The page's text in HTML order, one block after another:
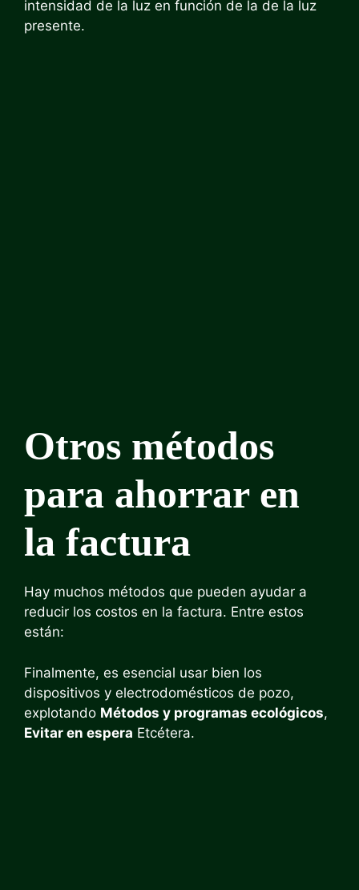
intensidad de la luz en función de la de la luz
presente.
Otros métodos
para ahorrar en
la factura
Hay muchos métodos que pueden ayudar a
reducir los costos en la factura. Entre estos
están:
Finalmente, es esencial usar bien los
dispositivos y electrodomésticos de pozo,
explotando Métodos y programas ecológicos,
Evitar en espera Etcétera.